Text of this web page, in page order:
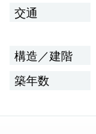
交通
構造／建階
築年数